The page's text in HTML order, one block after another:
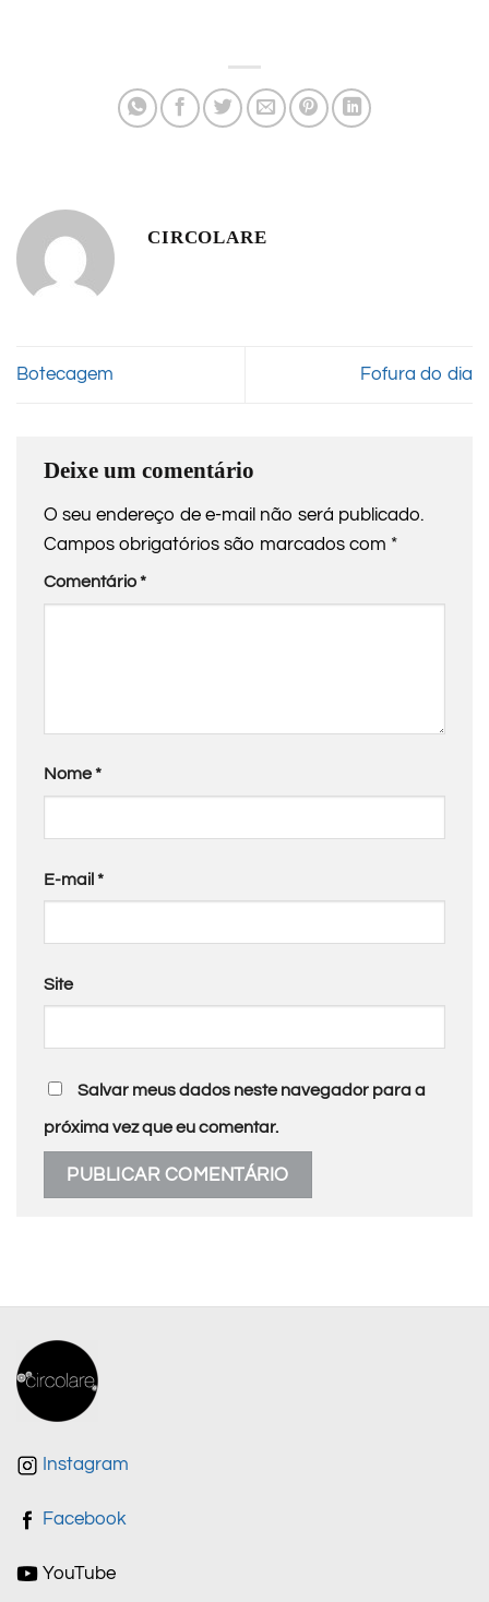
CIRCOLARE
Botecagem Fofura do dia
Deixe um comentário
O seu endereço de e-mail não será publicado.
Campos obrigatórios são marcados com *
Comentário*
Nome*
E-mail*
Site
Salvar meus dados neste navegador para a
próxima vez que eu comentar.
Instagram
Facebook
YouTube